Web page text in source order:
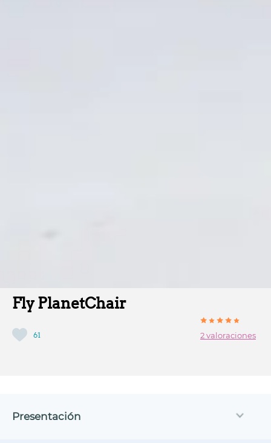
Fly PlanetChair
61 2 valoraciones
Presentación